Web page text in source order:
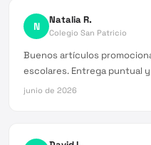
N Natalia R.
Colegio San Patricio
Buenos artículos
escolares. Entrega puntual
junio de 2026